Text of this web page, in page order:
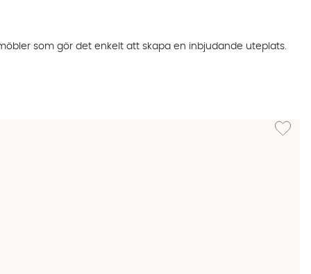
som gör det enkelt att skapa en inbjudande uteplats.
Lägg till